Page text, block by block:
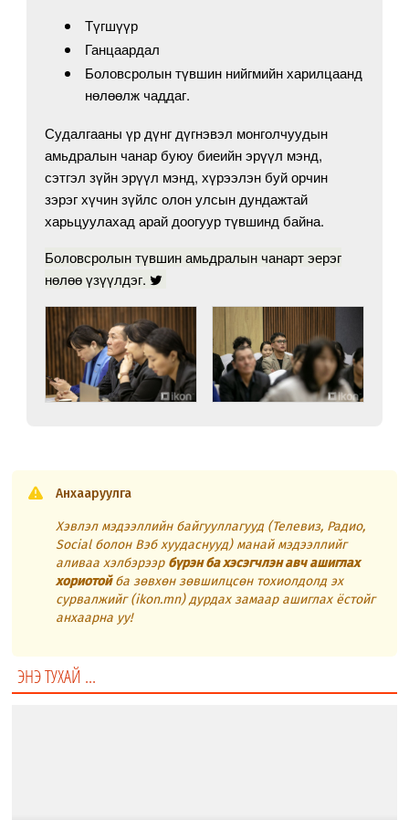
Түгшүүр
Ганцаардал
Боловсролын түвшин нийгмийн харилцаанд
нөлөөлж чаддаг.
Судалгааны үр дүнг дүгнэвэл монголчуудын
амьдралын чанар буюу биеийн эрүүл мэнд,
сэтгэл зүйн эрүүл мэнд, хүрээлэн буй орчин
зэрэг хүчин зүйлс олон улсын дундажтай
харьцуулахад арай доогуур түвшинд байна.
Боловсролын түвшин амьдралын чанарт эерэг
нөлөө үзүүлдэг.
Анхааруулга
Хэвлэл мэдээллийн байгууллагууд (Телевиз, Радио,
Social болон Вэб хуудаснууд) манай мэдээллийг
аливаа хэлбэрээр бүрэн ба хэсэгчлэн авч ашиглах
хориотойба зөвхөн зөвшилцсөн тохиолдолд эх
сурвалжийг (ikon.mn) дурдах замаар ашиглах ёстойг
анхаарна уу!
ЭНЭ ТУХАЙ ...